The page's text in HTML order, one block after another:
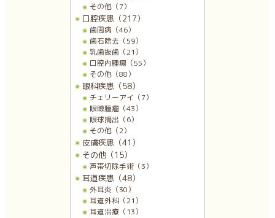
その他（7）
口腔疾患（217）
歯周病（46）
歯石除去（59）
乳歯抜歯（21）
口腔内腫瘍（55）
その他（88）
眼科疾患（58）
チェリーアイ（7）
眼瞼腫瘤（43）
眼球摘出（6）
その他（2）
皮膚疾患（41）
その他（15）
声帯切除手術（3）
耳道疾患（48）
外耳炎（30）
耳道外科（21）
耳道治療（13）